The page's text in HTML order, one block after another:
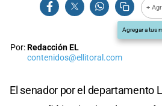
+
Agregar a tus
Por:Redacción EL
contenidos@ellitoral.com
El senador por el departamento